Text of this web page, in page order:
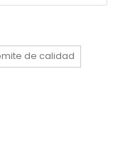
de calidad